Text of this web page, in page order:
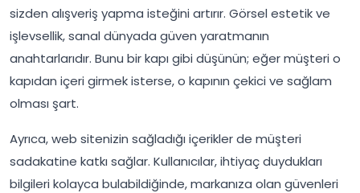
sizden alışveriş yapma isteğini artırır. Görsel estetik ve
işlevsellik, sanal dünyada güven yaratmanın
anahtarlarıdır. Bunu bir kapı gibi düşünün; eğer müşteri o
kapıdan içeri girmek isterse, o kapının çekici ve sağlam
olması şart.
Ayrıca, web sitenizin sağladığı içerikler de müşteri
sadakatine katkı sağlar. Kullanıcılar, ihtiyaç duydukları
bilgileri kolayca bulabildiğinde, markanıza olan güvenleri